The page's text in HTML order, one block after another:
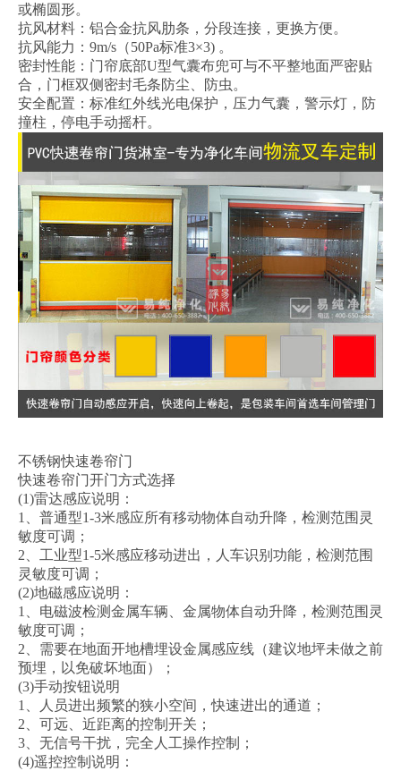
或椭圆形。
抗风材料：铝合金抗风肋条，分段连接，更换方便。
抗风能力：9m/s（50Pa标准3×3) 。
密封性能：门帘底部U型气囊布兜可与不平整地面严密贴
合，门框双侧密封毛条防尘、防虫。
安全配置：标准红外线光电保护，压力气囊，警示灯，防
撞柱，停电手动摇杆。
不锈钢快速卷帘门
快速卷帘门开门方式选择
(1)雷达感应说明：
1、普通型1-3米感应所有移动物体自动升降，检测范围灵
敏度可调；
2、工业型1-5米感应移动进出，人车识别功能，检测范围
灵敏度可调；
(2)地磁感应说明：
1、电磁波检测金属车辆、金属物体自动升降，检测范围灵
敏度可调；
2、需要在地面开地槽埋设金属感应线（建议地坪未做之前
预埋，以免破坏地面）；
(3)手动按钮说明
1、人员进出频繁的狭小空间，快速进出的通道；
2、可远、近距离的控制开关；
3、无信号干扰，完全人工操作控制；
(4)遥控控制说明：